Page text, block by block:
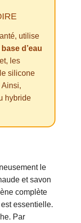
utilise
d’eau
les
silicone
hybride
le
et savon
complète
essentielle.
Par